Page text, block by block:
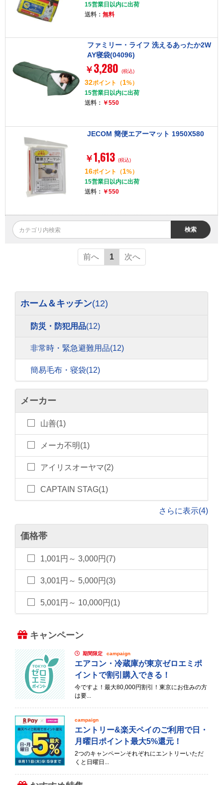
15営業日以内に出荷
送料： 無料
ファミリー・ライフ 洗えるあったか2W
AY寝袋(04096)
￥ 3,280 (税込)
32ポイント （1%）
15営業日以内に出荷
送料： ￥550
JECOM 簡便エアーマット 1950X580
￥1,613 (税込)
16ポイント （1%）
15営業日以内に出荷
送料： ￥550
検索
前へ 1 次へ
ホーム＆キッチン(12)
防災・防犯用品(12)
非常時・緊急避難用品(12)
簡易毛布・寝袋(12)
メーカー
山善(1)
メーカ不明(1)
アイリスオーヤマ(2)
CAPTAIN STAG(1)
さらに表示(4)
価格帯
1,001円～ 3,000円(7)
3,001円～ 5,000円(3)
5,001円～ 10,000円(1)
キャンペーン
期間限定 campaign
エアコン・冷蔵庫が東京ゼロエミポ
イントで割引購入できる！
今ですよ！最大80,000円割引！東京にお住みの方
は要...
campaign
エントリー&楽天ペイのご利用で日・
月曜日ポイント最大5%還元！
2つのキャンペーンそれぞれにエントリーいただ
くと日曜日...